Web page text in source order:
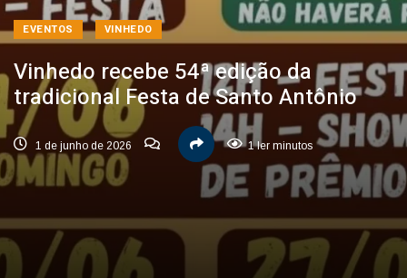
EVENTOS VINHEDO
Vinhedo recebe 54ª edição da
tradicional Festa de Santo Antônio
1 de junho de 2026 1 ler minutos